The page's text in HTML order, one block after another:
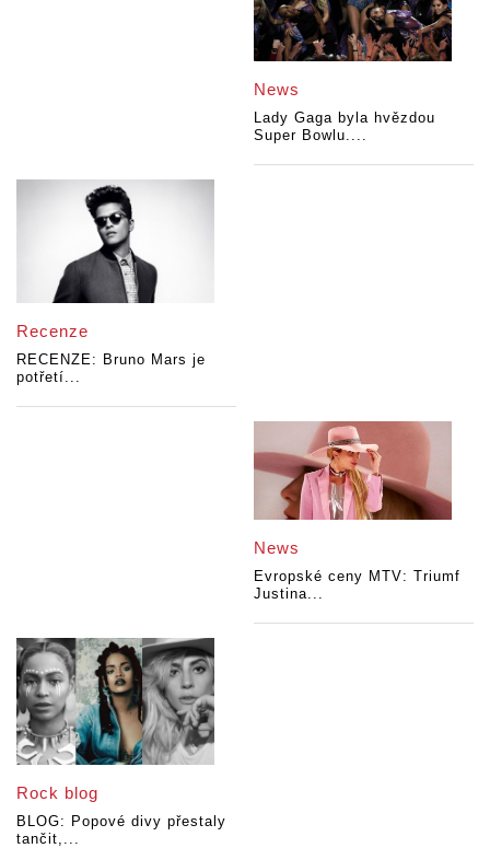
News
Lady Gaga byla hvězdou
Super Bowlu....
Recenze
RECENZE: Bruno Mars je
potřetí...
News
Evropské ceny MTV: Triumf
Justina...
Rock blog
BLOG: Popové divy přestaly
tančit,...